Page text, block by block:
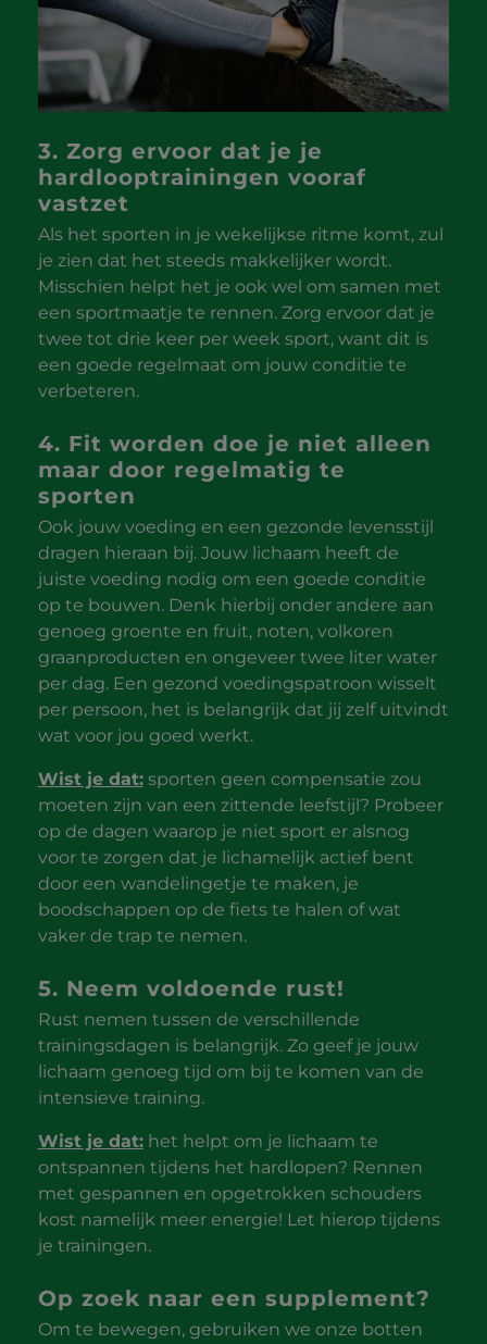
3. Zorg ervoor dat je je
hardlooptrainingen vooraf
vastzet
Als het sporten in je wekelijkse ritme komt, zul
je zien dat het steeds makkelijker wordt.
Misschien helpt het je ook wel om samen met
een sportmaatje te rennen. Zorg ervoor dat je
twee tot drie keer per week sport, want dit is
een goede regelmaat om jouw conditie te
verbeteren.
4. Fit worden doe je niet alleen
maar door regelmatig te
sporten
Ook jouw voeding en een gezonde levensstijl
dragen hieraan bij. Jouw lichaam heeft de
juiste voeding nodig om een goede conditie
op te bouwen. Denk hierbij onder andere aan
genoeg groente en fruit, noten, volkoren
graanproducten en ongeveer twee liter water
per dag. Een gezond voedingspatroon wisselt
per persoon, het is belangrijk dat jij zelf uitvindt
wat voor jou goed werkt.
Wist je dat:sporten geen compensatie zou
moeten zijn van een zittende leefstijl? Probeer
op de dagen waarop je niet sport er alsnog
voor te zorgen dat je lichamelijk actief bent
door een wandelingetje te maken, je
boodschappen op de fiets te halen of wat
vaker de trap te nemen.
5. Neem voldoende rust!
Rust nemen tussen de verschillende
trainingsdagen is belangrijk. Zo geef je jouw
lichaam genoeg tijd om bij te komen van de
intensieve training.
Wist je dat:het helpt om je lichaam te
ontspannen tijdens het hardlopen? Rennen
met gespannen en opgetrokken schouders
kost namelijk meer energie! Let hierop tijdens
je trainingen.
Op zoek naar een supplement?
Om te bewegen, gebruiken we onze botten